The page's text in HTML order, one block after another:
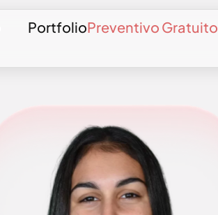
PortfolioPreventivo Gratuito